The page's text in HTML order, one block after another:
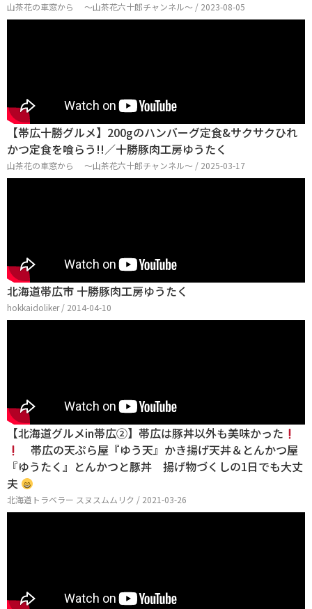
山茶花の車窓から ～山茶花六十郎チャンネル～ / 2023-08-05
【帯広十勝グルメ】200gのハンバーグ定食&サクサクひれ
かつ定食を喰らう!!／十勝豚肉工房ゆうたく
山茶花の車窓から ～山茶花六十郎チャンネル～ / 2025-03-17
北海道帯広市 十勝豚肉工房ゆうたく
hokkaidoliker / 2014-04-10
【北海道グルメin帯広②】帯広は豚丼以外も美味かった
帯広の天ぷら屋『ゆう天』かき揚げ天丼＆とんかつ屋
『ゆうたく』とんかつと豚丼 揚げ物づくしの1日でも大丈
夫
北海道トラベラー スヌスムムリク / 2021-03-26